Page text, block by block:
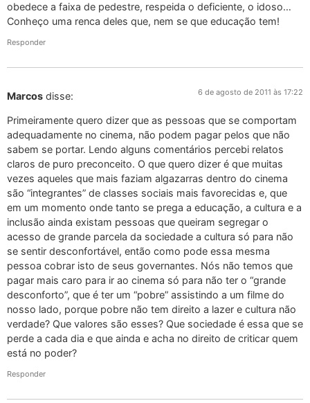
obedece a faixa de pedestre, respeida o deficiente, o idoso…
Conheço uma renca deles que, nem se que educação tem!
Responder
Marcos disse: 6 de agosto de 2011 às 17:22
Primeiramente quero dizer que as pessoas que se comportam
adequadamente no cinema, não podem pagar pelos que não
sabem se portar. Lendo alguns comentários percebi relatos
claros de puro preconceito. O que quero dizer é que muitas
vezes aqueles que mais faziam algazarras dentro do cinema
são “integrantes” de classes sociais mais favorecidas e, que
em um momento onde tanto se prega a educação, a cultura e a
inclusão ainda existam pessoas que queiram segregar o
acesso de grande parcela da sociedade a cultura só para não
se sentir desconfortável, então como pode essa mesma
pessoa cobrar isto de seus governantes. Nós não temos que
pagar mais caro para ir ao cinema só para não ter o “grande
desconforto”, que é ter um “pobre” assistindo a um filme do
nosso lado, porque pobre não tem direito a lazer e cultura não
verdade? Que valores são esses? Que sociedade é essa que se
perde a cada dia e que ainda e acha no direito de criticar quem
está no poder?
Responder